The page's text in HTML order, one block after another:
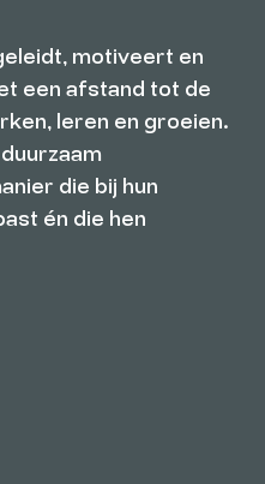
motiveert en
een afstand tot de
leren en groeien.
die bij hun
én die hen